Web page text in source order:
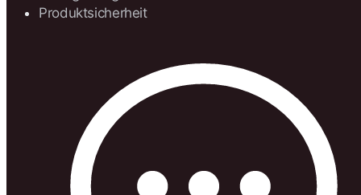
Produktsicherheit